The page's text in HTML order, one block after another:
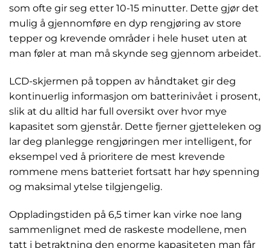
som ofte gir seg etter 10-15 minutter. Dette gjør det
mulig å gjennomføre en dyp rengjøring av store
tepper og krevende områder i hele huset uten at
man føler at man må skynde seg gjennom arbeidet.
LCD-skjermen på toppen av håndtaket gir deg
kontinuerlig informasjon om batterinivået i prosent,
slik at du alltid har full oversikt over hvor mye
kapasitet som gjenstår. Dette fjerner gjetteleken og
lar deg planlegge rengjøringen mer intelligent, for
eksempel ved å prioritere de mest krevende
rommene mens batteriet fortsatt har høy spenning
og maksimal ytelse tilgjengelig.
Oppladingstiden på 6,5 timer kan virke noe lang
sammenlignet med de raskeste modellene, men
tatt i betraktning den enorme kapasiteten man får